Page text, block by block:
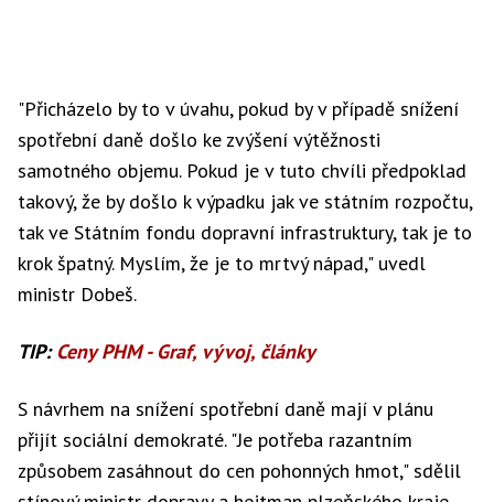
"Přicházelo by to v úvahu, pokud by v případě snížení
spotřební daně došlo ke zvýšení výtěžnosti
samotného objemu. Pokud je v tuto chvíli předpoklad
takový, že by došlo k výpadku jak ve státním rozpočtu,
tak ve Státním fondu dopravní infrastruktury, tak je to
krok špatný. Myslím, že je to mrtvý nápad," uvedl
ministr Dobeš.
TIP: Ceny PHM - Graf, vývoj, články
S návrhem na snížení spotřební daně mají v plánu
přijít sociální demokraté. "Je potřeba razantním
způsobem zasáhnout do cen pohonných hmot," sdělil